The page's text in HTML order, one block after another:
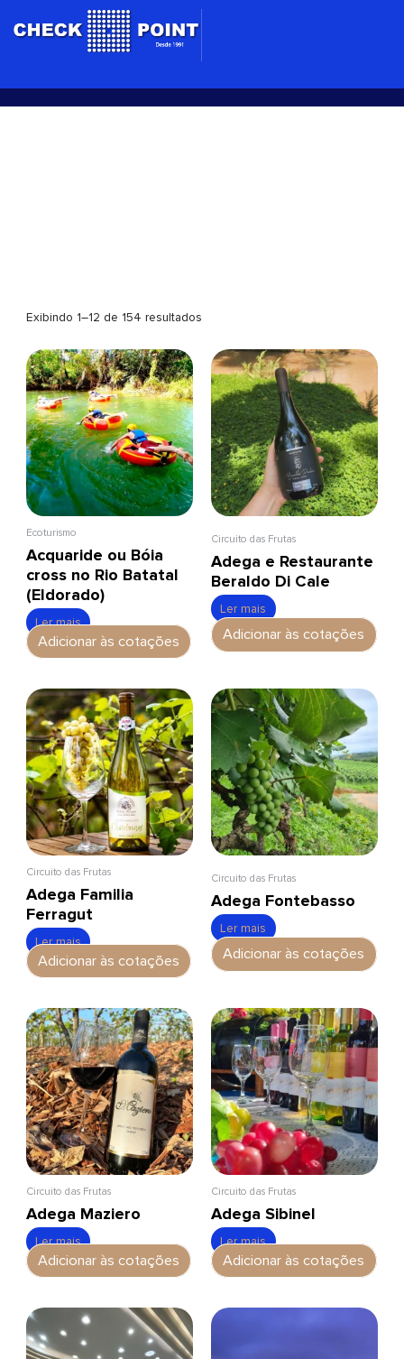
para
Exibindo 1–12 de 154 resultados
Ecoturismo
Acquaride ou Bóia
cross no Rio Batatal
(Eldorado)
Ler mais
Adicionar às cotações
Circuito das Frutas
Adega e Restaurante
Beraldo Di Cale
Ler mais
Adicionar às cotações
Circuito das Frutas
Adega Familia
Ferragut
Ler mais
Adicionar às cotações
Circuito das Frutas
Adega Fontebasso
Ler mais
Adicionar às cotações
Circuito das Frutas
Adega Maziero
Ler mais
Adicionar às cotações
Circuito das Frutas
Adega Sibinel
Ler mais
Adicionar às cotações